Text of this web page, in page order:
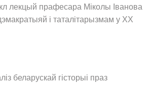
лекцый прафесара Міколы Іванова
і таталітарызмам у ХХ
беларускай гісторыі праз